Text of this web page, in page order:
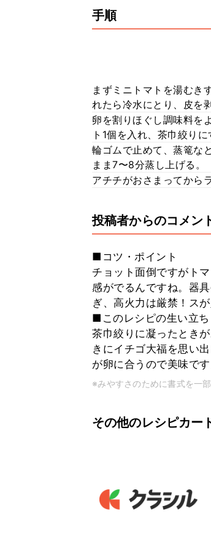
手順
まずミニトマトを湯むき
れたら冷水にとり、皮を剥
卵を割りほぐし調味料を
ト1個を入れ、茶巾絞りに
輪ゴムで止めて、蒸篭な
まま7〜8分蒸し上げる。
アチチがおさまってから
投稿者からのコメン
■コツ・ポイント
チョット面倒ですがト
感がでるんですね。器
ぎ、高火力は厳禁！ス
■このレシピの生い立ち
茶巾絞りに凝ったとき
きにイチゴ大福を思い
が卵に合うので美味です
※みやすさのために書式を一
その他のレシピカー